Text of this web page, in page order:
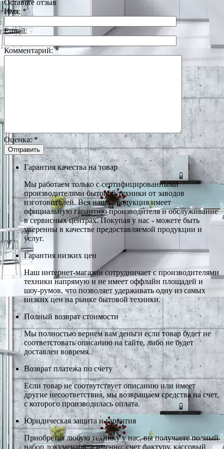
Оставьте отзыв
Имя: *
E-mail:
Комментарий:*
Оценка:*
Гарантия качества на товар
Мы работаем только с сертифицированными
производителями бытовой техники от заводов
изготовителей. Вся наша продукция имеет
официальную гарантию производителя и обслуживание
в сервисных центрах. Покупая у нас - можете быть
уверенны в качестве предоставляемой продукции и
услуг.
Гарантия низких цен
Наш интернет-магазин сотрудничает с производителями
техники напрямую и не имеет оффлайн площадей и
шоу-румов, что позволяет удерживать одну из самых
низких цен на рынке бытовой техники.
Полный возврат стоимости
Мы полностью вернем вам деньги если товар будет не
соответстовать описанию на сайте, либо не будет
доставлен вовремя.
Возврат платежа по счету
Если товар не соотвутствует описанию или имеет
другие несоответствия, мы возвращаем средства на счет,
с которого производилась оплата.
Юридическая защита и гарантия
Приобретая любую технику у нас, вы получаете полный
набор документов, а именно: счет фактуру, кассовый